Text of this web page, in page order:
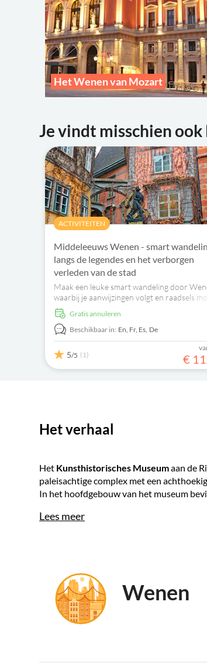
Het Wenen van Mozart
Je vindt misschien ook
ACTIVITEITEN
Middeleeuws Wenen - smart
langs de legendes en het verborgen
verleden van de stad
Maak een leuke smart wandeling door
waarbij je aanwijzingen volgt en raadsels
oplossen om de mooiste plekken en verhalen
te ontdekken.
Gratis annuleren
Beschikbaar in: En, Fr, Es, De
5/5 (1) € 11
Het verhaal
Het Kunsthistorisches Museumaan de
paleisachtige complex met een
In het hoofdgebouw van het museum
Lees meer
Wenen